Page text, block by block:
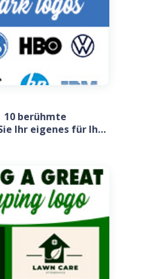
10 berühmte
Ihr eigenes für Ihr